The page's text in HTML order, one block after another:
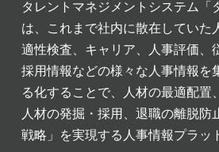
タレントマネジメントシステム「
は、これまで社内に散在していた
適性検査、キャリア、人事評価、
採用情報などの様々な人事情報を
る化することで、人材の最適配置
人材の発掘・採用、退職の離脱防
戦略」を実現する人事情報プラッ